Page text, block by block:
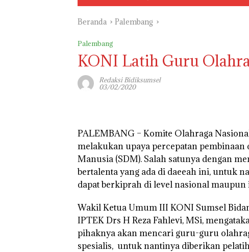
Beranda Palembang
Palembang
KONI Latih Guru
Redaksi Bidiksumsel
03/02/2020
PALEMBANG – Komite Olahraga
melakukan upaya percepatan
Manusia (SDM). Salah satunya dengan
bertalenta yang ada di daeeah ini, untuk
dapat berkiprah di level nasional
Wakil Ketua Umum III KONI Sumsel
IPTEK Drs H Reza Fahlevi, MSi,
pihaknya akan mencari guru-guru
spesialis, untuk nantinya diberikan